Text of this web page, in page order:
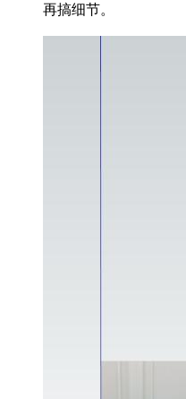
再搞细节。